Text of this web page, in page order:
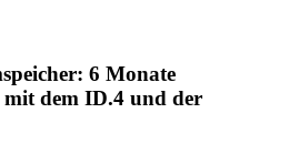
6 Monate
dem ID.4 und der